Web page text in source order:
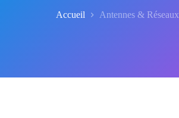
Accueil Antennes & Réseaux